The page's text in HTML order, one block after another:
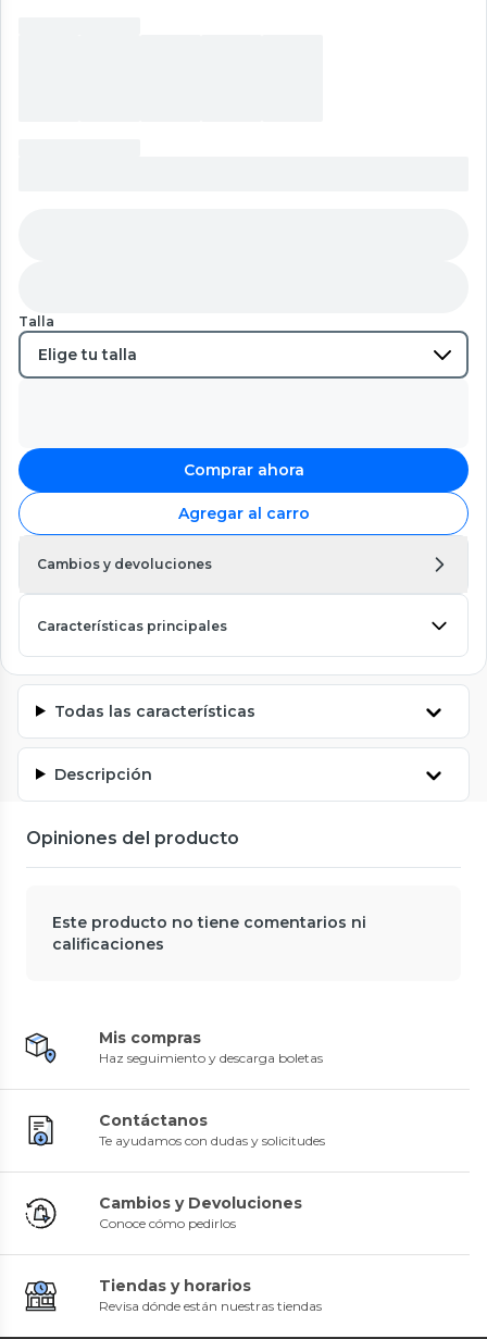
Talla
Comprar ahora
Agregar al carro
Cambios y devoluciones
Características principales
Todas las características
Descripción
Opiniones del producto
Este producto no tiene comentarios ni
calificaciones
Mis compras
Haz seguimiento y descarga boletas
Contáctanos
Te ayudamos con dudas y solicitudes
Cambios y Devoluciones
Conoce cómo pedirlos
Tiendas y horarios
Revisa dónde están nuestras tiendas